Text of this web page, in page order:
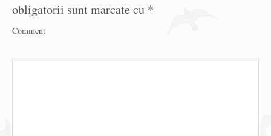
obligatorii sunt marcate cu *
Comment